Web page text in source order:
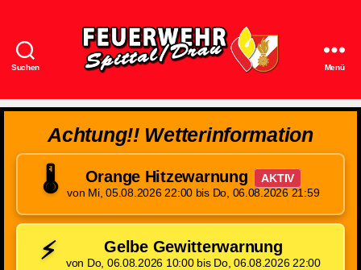
Suchen
Spittal/Drau
Menü
Achtung!! Wetterinformation
🌡️ Orange Hitzewarnung
AKTIV
von Mi, 05.08.2026 22:00 bis Do, 06.08.2026 21:59
⚡ Gelbe Gewitterwarnung
von Do, 06.08.2026 10:00 bis Do, 06.08.2026 22:00